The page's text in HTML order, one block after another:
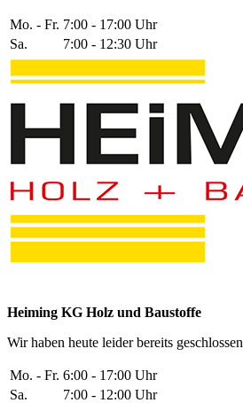
Mo. - Fr. 7:00 - 17:00 Uhr
Sa.
7:00 - 12:30 Uhr
Heiming KG Holz und Baustoffe
Wir haben heute leider bereits geschlossen
Mo. - Fr. 6:00 - 17:00 Uhr
Sa.
7:00 - 12:00 Uhr